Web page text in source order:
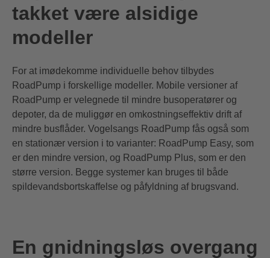
takket være alsidige
modeller
For at imødekomme individuelle behov tilbydes
RoadPump i forskellige modeller. Mobile versioner af
RoadPump er velegnede til mindre busoperatører og
depoter, da de muliggør en omkostningseffektiv drift af
mindre busflåder. Vogelsangs RoadPump fås også som
en stationær version i to varianter: RoadPump Easy, som
er den mindre version, og RoadPump Plus, som er den
større version. Begge systemer kan bruges til både
spildevandsbortskaffelse og påfyldning af brugsvand.
En gnidningsløs overgang